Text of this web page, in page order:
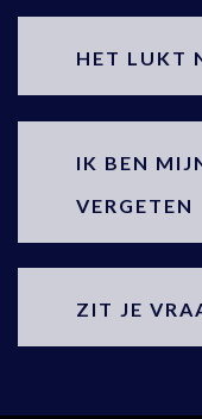
HET LUKT
IK BEN
VERGETEN
ZIT JE